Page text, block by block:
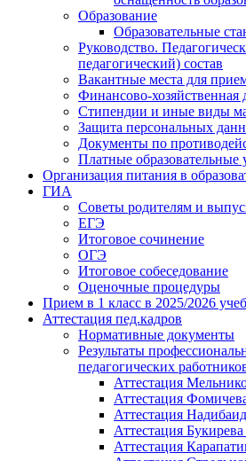
Образование
Образовательные
Руководство.
педагогический) состав
Вакантные места для
Финансово-хозяйственная
Стипендии и иные виды
Защита персональных
Документы по
Платные образовательные
Организация питания в
ГИА
Советы родителям и
ЕГЭ
Итоговое сочинение
ОГЭ
Итоговое собеседование
Оценочные процедуры
Прием в 1 класс в 2025/2026
Аттестация пед.кадров
Нормативные документы
Результаты
педагогических
Аттестация
Аттестация
Аттестация
Аттестация
Аттестация